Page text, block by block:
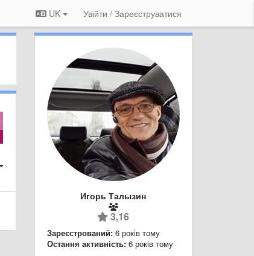
UK Увійти / Зареєструватися
Игорь Талызин
3,16
Зареєстрований: 6 років тому
Остання активність: 6 років тому